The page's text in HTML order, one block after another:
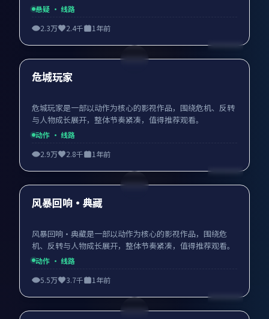
悬疑 · 线路
2.3万
2.4千 1年前
最新
危城玩家
危城玩家是一部以动作为核心的影视作品，围绕危机、反转
与人物成长展开，整体节奏紧凑，值得推荐观看。
动作 · 线路
2.9万
2.8千 1年前
最新
风暴回响·典藏
风暴回响·典藏是一部以动作为核心的影视作品，围绕危
机、反转与人物成长展开，整体节奏紧凑，值得推荐观看。
动作 · 线路
5.5万
3.7千 1年前